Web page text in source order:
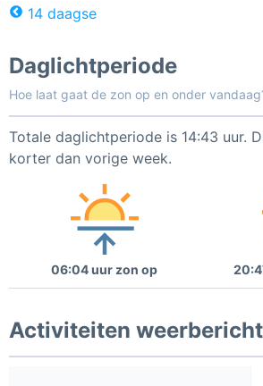
14 daagse
Daglichtperiode
Hoe laat gaat de zon op en onder
Totale daglichtperiode is 14:43 uur.
korter dan vorige week.
06:04 uur zon op
Activiteiten weerbericht